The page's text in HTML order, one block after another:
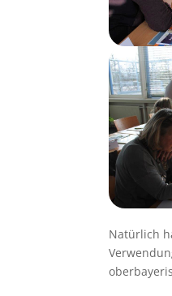
Natürlich